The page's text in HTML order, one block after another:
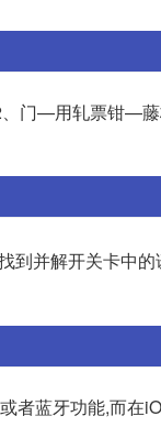
门—用轧票钳—藤
到并解开关卡中
者蓝牙功能,而在